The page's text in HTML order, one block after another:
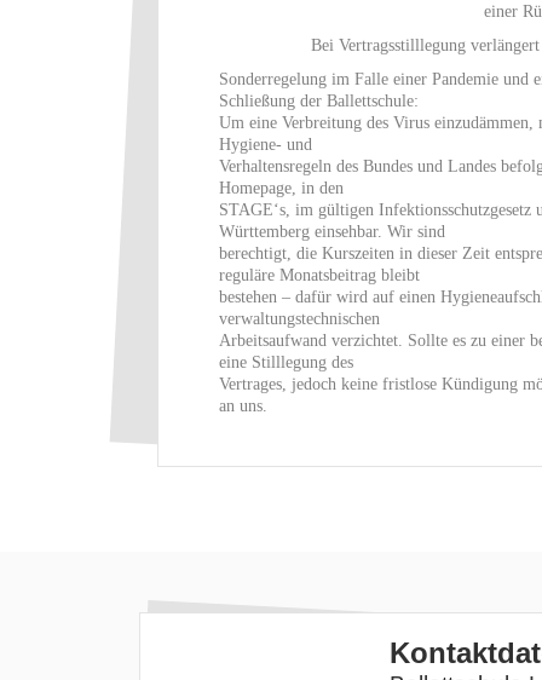
einer
Bei Vertragsstilllegung
Sonderregelung im Falle einer Pandemie und
Schließung der Ballettschule:
Um eine Verbreitung des Virus
Hygiene- und
Verhaltensregeln des Bundes und Landes
Homepage, in den
STAGE‘s, im gültigen
Württemberg einsehbar. Wir sind
berechtigt, die Kurszeiten in dieser Zeit
reguläre Monatsbeitrag bleibt
bestehen – dafür wird auf einen
verwaltungstechnischen
Arbeitsaufwand verzichtet. Sollte es zu einer
eine Stilllegung des
Vertrages, jedoch keine fristlose Kündigung
an uns.